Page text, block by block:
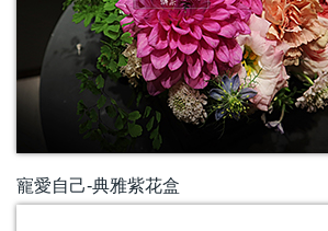
寵愛自己-典雅紫花盒